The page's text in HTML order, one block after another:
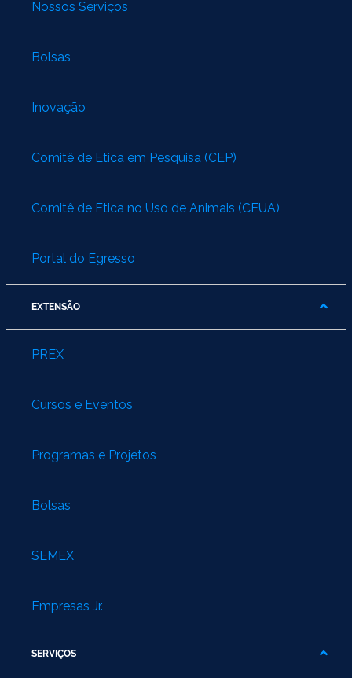
Nossos Serviços
Bolsas
Inovação
Comitê de Ética em Pesquisa (CEP)
Comitê de Ética no Uso de Animais (CEUA)
Portal do Egresso
EXTENSÃO
PREX
Cursos e Eventos
Programas e Projetos
Bolsas
SEMEX
Empresas Jr.
SERVIÇOS